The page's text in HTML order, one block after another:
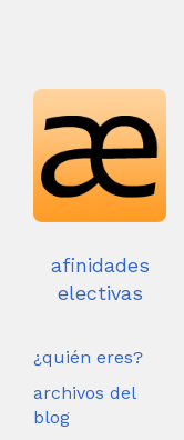
afinidades
electivas
¿quién eres?
archivos del
blog